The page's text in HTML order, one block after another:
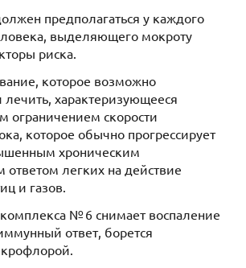
предполагаться у каждого
выделяющего мокроту
риска.
которое возможно
лечить, характеризующееся
ограничением скорости
которое обычно прогрессирует
хроническим
ответом легких на действие
и газов.
№ 6 снимает воспаление
ответ, борется